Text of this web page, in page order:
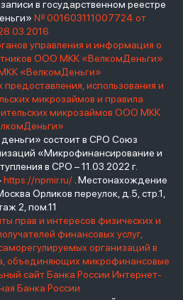
в государственном реестре
№ 001603111007724 от
управления и информация о
ООО МКК «ВелкомДеньги»
«ВелкомДеньги»
использования и
микрозаймов и правила
микрозаймов ООО МКК
состоит в СРО Союз
«Микрофинансирование и
в СРО – 11.03.2022 г.
https://npmir.ru/. Местонахождение
Орликов переулок, д.5, стр.1,
2, пом.11
прав и интересов физических и
финансовых услуг,
организаций в
объединяющих микрофинансовые
сайт Банка России Интернет-
Банка России